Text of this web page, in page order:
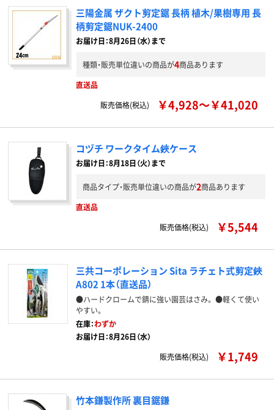
三陽金属 ザクト剪定鋸 長柄 植木/果樹専用 長
柄剪定鋸NUK-2400
お届け日：8月26日（水）まで
種類・販売単位違いの商品が4商品あります
直送品
販売価格(税込)
￥4,928～￥41,020
コヅチ ワークタイム鋏ケース
お届け日：8月18日（火）まで
商品タイプ・販売単位違いの商品が2商品あります
直送品
販売価格(税込)
￥5,544
三共コーポレーション Sita ラチェト式剪定鋏
A802 1本（直送品）
●ハードクロームで錆に強い園芸はさみ。 ●軽くて使い
やすい。
在庫：わずか
お届け日：8月26日（水）
販売価格(税込)
￥1,749
竹本鎌製作所 裏目鋸鎌